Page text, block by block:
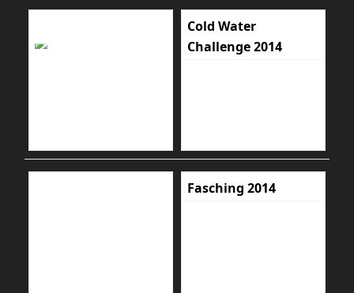
Cold Water
Challenge 2014
Fasching 2014